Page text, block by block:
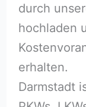
durch
hochladen
erhalten.
Darmstadt